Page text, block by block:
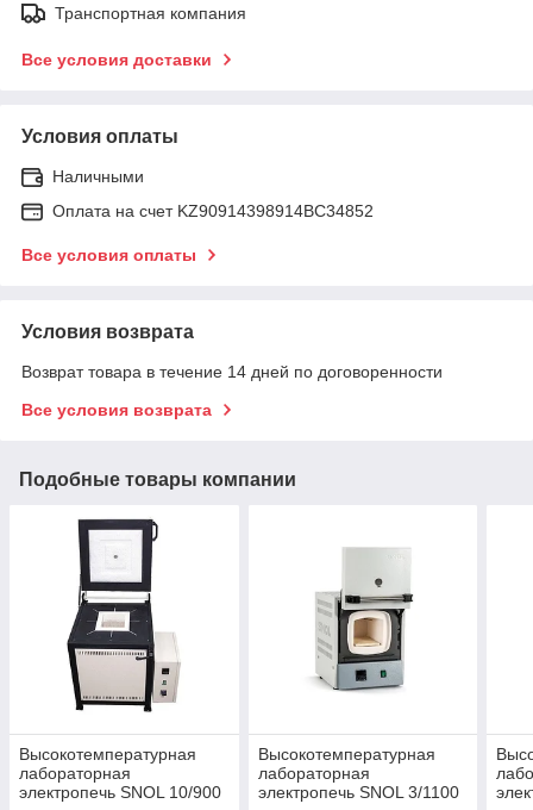
Транспортная компания
Все условия доставки
Условия оплаты
Наличными
Оплата на счет KZ90914398914ВС34852
Все условия оплаты
Условия возврата
Возврат товара в течение 14 дней по договоренности
Все условия возврата
Подобные товары компании
Высокотемпературная
лабораторная
электропечь SNOL 10/900
Высокотемпературная
лабораторная
электропечь SNOL 3/1100